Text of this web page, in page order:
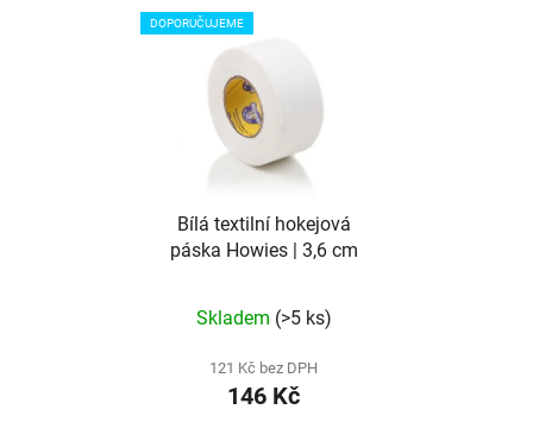
DOPORUČUJEME
Bílá textilní hokejová
páska Howies | 3,6 cm
hodnocení
produktu
je
Skladem (>5 ks)
121 Kč bez DPH
146 Kč